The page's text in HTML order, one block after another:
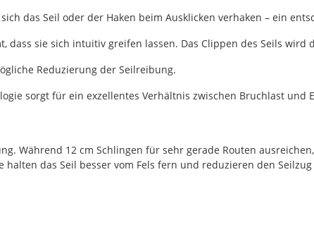
das Seil oder der Haken beim Ausklicken verhaken – ein
dass sie sich intuitiv greifen lassen. Das Clippen des Seils
Reduzierung der Seilreibung.
sorgt für ein exzellentes Verhältnis zwischen Bruchlast und
Während 12 cm Schlingen für sehr gerade Routen
das Seil besser vom Fels fern und reduzieren den